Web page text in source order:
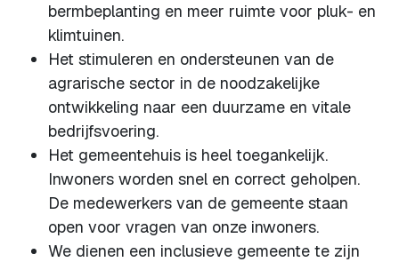
bermbeplanting en meer ruimte voor pluk- en
klimtuinen.
Het stimuleren en ondersteunen van de
agrarische sector in de noodzakelijke
ontwikkeling naar een duurzame en vitale
bedrijfsvoering.
Het gemeentehuis is heel toegankelijk.
Inwoners worden snel en correct geholpen.
De medewerkers van de gemeente staan
open voor vragen van onze inwoners.
We dienen een inclusieve gemeente te zijn